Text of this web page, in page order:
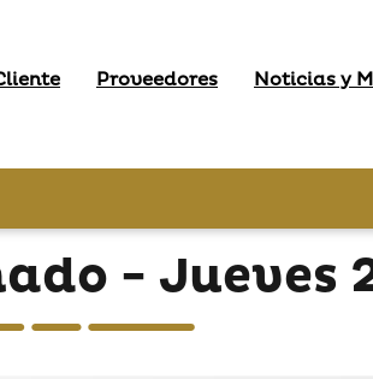
Proveedores Noticias y
- Jueves